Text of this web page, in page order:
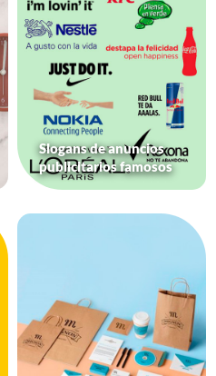
Slogans de anuncios
publicitarios famosos